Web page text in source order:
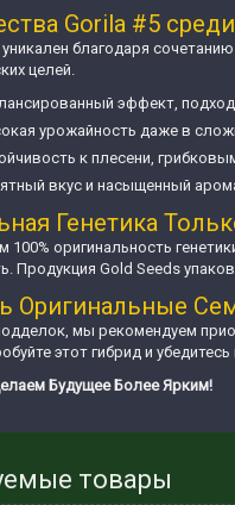
Gorila #5
благодаря
целей.
эффект,
урожайность даже в
к плесени,
вкус и насыщенный
Генетика
100% оригинальность
Продукция Gold Seeds
Оригинальные
мы рекомендуем
этот гибрид и
Будущее Более Ярким!
товары